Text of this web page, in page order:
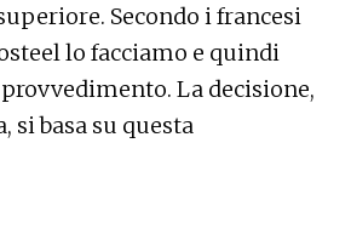
Secondo i francesi
lo facciamo e quindi
La decisione,
si basa su questa